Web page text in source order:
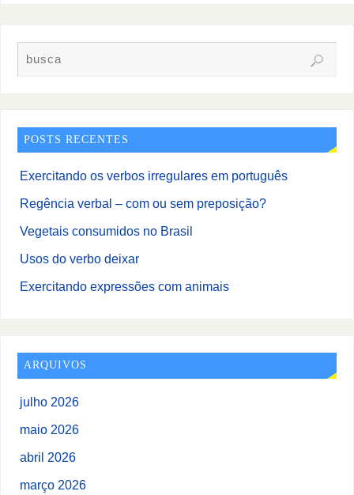
POSTS RECENTES
Exercitando os verbos irregulares em português
Regência verbal – com ou sem preposição?
Vegetais consumidos no Brasil
Usos do verbo deixar
Exercitando expressões com animais
ARQUIVOS
julho 2026
maio 2026
abril 2026
março 2026